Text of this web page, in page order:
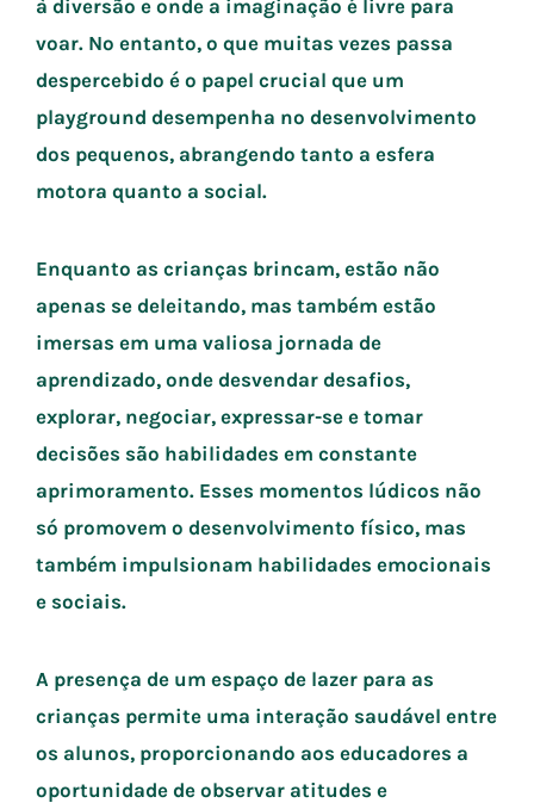
à diversão e onde a imaginação é livre para
voar. No entanto, o que muitas vezes passa
despercebido é o papel crucial que um
playground desempenha no desenvolvimento
dos pequenos, abrangendo tanto a esfera
motora quanto a social.
Enquanto as crianças brincam, estão não
apenas se deleitando, mas também estão
imersas em uma valiosa jornada de
aprendizado, onde desvendar desafios,
explorar, negociar, expressar-se e tomar
decisões são habilidades em constante
aprimoramento. Esses momentos lúdicos não
só promovem o desenvolvimento físico, mas
também impulsionam habilidades emocionais
e sociais.
A presença de um espaço de lazer para as
crianças permite uma interação saudável entre
os alunos, proporcionando aos educadores a
oportunidade de observar atitudes e